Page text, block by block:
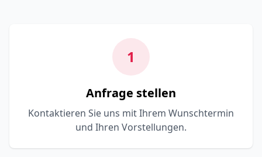
1
Anfrage stellen
Kontaktieren Sie uns mit Ihrem Wunschtermin
und Ihren Vorstellungen.